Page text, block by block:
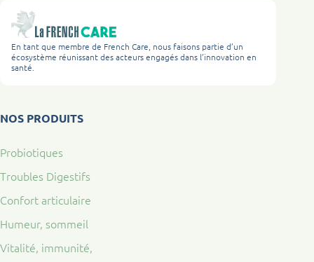
En tant que membre de French Care, nous faisons partie d’un
écosystème réunissant des acteurs engagés dans l’innovation en
santé.
NOS PRODUITS
Probiotiques
Troubles Digestifs
Confort articulaire
Humeur, sommeil
Vitalité, immunité,